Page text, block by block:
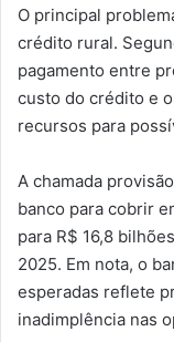
O principal
crédito rural.
pagamento entre
custo do crédito e
recursos para
A chamada
banco para cobrir
para R$ 16,8
2025. Em nota, o
esperadas reflete
inadimplência nas